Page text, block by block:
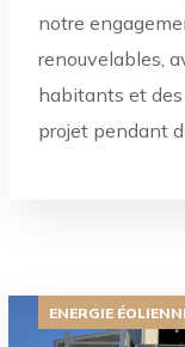
notre
renouvelables,
habitants et des
projet pendant
ENERGIE